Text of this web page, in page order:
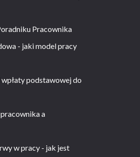
Pracownika
- jaki model pracy
podstawowej do
a
w pracy - jak jest